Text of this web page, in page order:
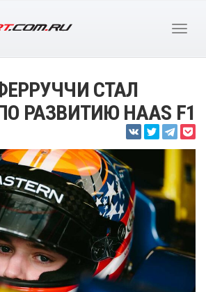
СТАЛ
РАЗВИТИЮ HAAS F1